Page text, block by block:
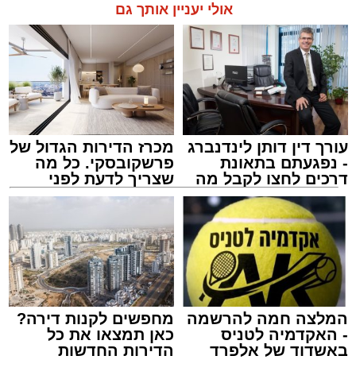
אולי יעניין אותך גם
עורך דין דותן לינדנברג
- נפגעתם בתאונת
דרכים לחצו לקבל מה
שמגיע לכם
מכרז הדירות הגדול של
פרשקובסקי. כל מה
שצריך לדעת לפני
שמגישים הצעה לדירה
המלצה חמה להרשמה
- האקדמיה לטניס
באשדוד של אלפרד
מחפשים לקנות דירה?
כאן תמצאו את כל
הדירות החדשות